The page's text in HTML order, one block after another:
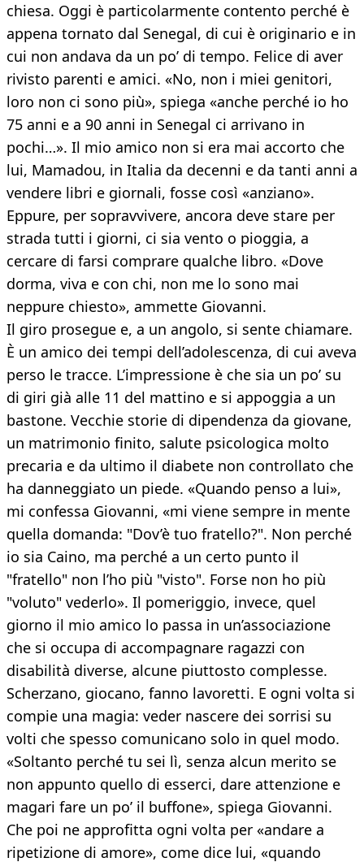
chiesa. Oggi è particolarmente contento perché è
appena tornato dal Senegal, di cui è originario e in
cui non andava da un po’ di tempo. Felice di aver
rivisto parenti e amici. «No, non i miei genitori,
loro non ci sono più», spiega «anche perché io ho
75 anni e a 90 anni in Senegal ci arrivano in
pochi…». Il mio amico non si era mai accorto che
lui, Mamadou, in Italia da decenni e da tanti anni a
vendere libri e giornali, fosse così «anziano».
Eppure, per sopravvivere, ancora deve stare per
strada tutti i giorni, ci sia vento o pioggia, a
cercare di farsi comprare qualche libro. «Dove
dorma, viva e con chi, non me lo sono mai
neppure chiesto», ammette Giovanni.
Il giro prosegue e, a un angolo, si sente chiamare.
È un amico dei tempi dell’adolescenza, di cui aveva
perso le tracce. L’impressione è che sia un po’ su
di giri già alle 11 del mattino e si appoggia a un
bastone. Vecchie storie di dipendenza da giovane,
un matrimonio finito, salute psicologica molto
precaria e da ultimo il diabete non controllato che
ha danneggiato un piede. «Quando penso a lui»,
mi confessa Giovanni, «mi viene sempre in mente
quella domanda: "Dov’è tuo fratello?". Non perché
io sia Caino, ma perché a un certo punto il
"fratello" non l’ho più "visto". Forse non ho più
"voluto" vederlo». Il pomeriggio, invece, quel
giorno il mio amico lo passa in un’associazione
che si occupa di accompagnare ragazzi con
disabilità diverse, alcune piuttosto complesse.
Scherzano, giocano, fanno lavoretti. E ogni volta si
compie una magia: veder nascere dei sorrisi su
volti che spesso comunicano solo in quel modo.
«Soltanto perché tu sei lì, senza alcun merito se
non appunto quello di esserci, dare attenzione e
magari fare un po’ il buffone», spiega Giovanni.
Che poi ne approfitta ogni volta per «andare a
ripetizione di amore», come dice lui, «quando